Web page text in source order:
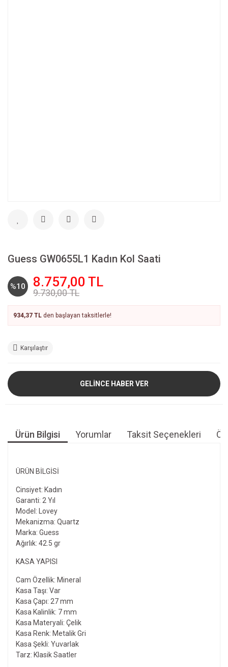
Guess GW0655L1 Kadın Kol Saati
%10 8.757,00 TL
9.730,00 TL
934,37 TL den başlayan taksitlerle!
Karşılaştır
GELİNCE HABER VER
Ürün Bilgisi Yorumlar Taksit Seçenekleri
ÜRÜN BILGISI
Cinsiyet: Kadın
Garanti: 2 Yıl
Model: Lovey
Mekanizma: Quartz
Marka: Guess
Ağırlık: 42.5 gr
KASA YAPISI
Cam Özellik: Mineral
Kasa Taşı: Var
Kasa Çapı: 27 mm
Kasa Kalinlik: 7 mm
Kasa Materyali: Çelik
Kasa Renk: Metalik Gri
Kasa Şekli: Yuvarlak
Tarz: Klasik Saatler